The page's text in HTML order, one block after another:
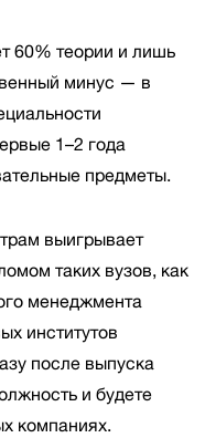
60% теории и лишь
минус — в
1–2 года
предметы.
выигрывает
таких вузов, как
менеджмента
институтов
после выпуска
и будете
компаниях.